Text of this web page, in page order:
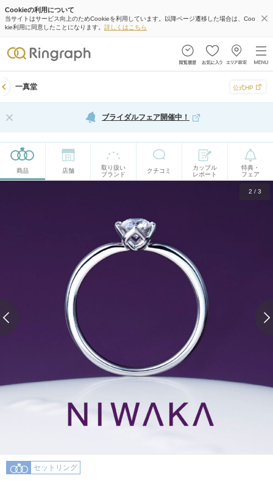
Cookieの利用について
当サイトはサービス向上のためCookieを利用しています。以降ページ遷移した場合は、Coo
kie利用に同意したことになります。 詳しくはこちら
一真堂 公式HP
ブライダルフェア開催中！
商品 店舗
取り扱い
ブランド
クチコミ
カップル
レポート
特典・
フェア
2 / 3
セットリング